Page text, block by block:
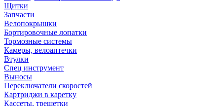
Щитки
Запчасти
Велопокрышки
Бортировочные лопатки
Тормозные системы
Камеры, велоаптечки
Втулки
Спец инструмент
Выносы
Переключатели скоростей
Картриджи в каретку
Кассеты, трещетки